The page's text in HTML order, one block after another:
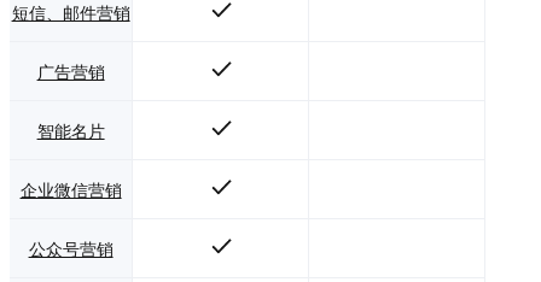
短信、邮件营销
广告营销
智能名片
企业微信营销
公众号营销